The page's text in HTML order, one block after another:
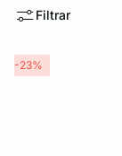
Filtrar
-23%